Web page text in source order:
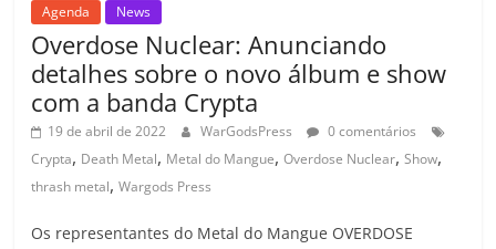
Agenda News
Overdose Nuclear: Anunciando
detalhes sobre o novo álbum e show
com a banda Crypta
19 de abril de 2022 WarGodsPress
0 comentários
Crypta, Death Metal, Metal do Mangue,Overdose Nuclear,Show,
thrash metal,Wargods Press
Os representantes do Metal do Mangue OVERDOSE